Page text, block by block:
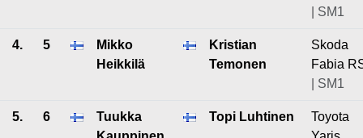
| SM1
4. 5
Mikko
Heikkilä
Kristian
Temonen
Skoda
Fabia
| SM1
5. 6
Tuukka
Topi Luhtinen
Toyota